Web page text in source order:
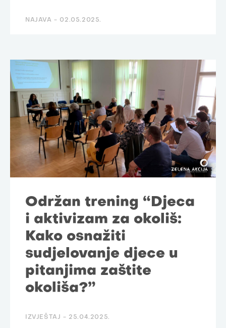
NAJAVA - 02.05.2025.
Održan trening “Djeca
i aktivizam za okoliš:
Kako osnažiti
sudjelovanje djece u
pitanjima zaštite
okoliša?”
IZVJEŠTAJ - 25.04.2025.